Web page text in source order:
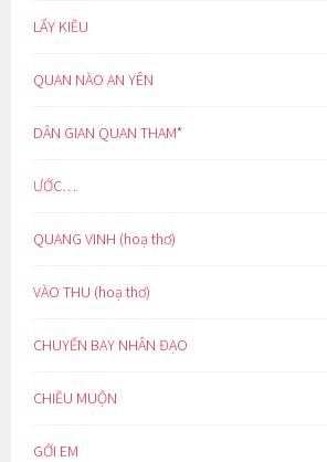
LẨY KIỀU
QUAN NÀO AN YÊN
DÂN GIAN QUAN THAM*
ƯỚC…
QUANG VINH (hoạ thơ)
VÀO THU (hoạ thơ)
CHUYẾN BAY NHÂN ĐẠO
CHIỀU MUỘN
GỞI EM